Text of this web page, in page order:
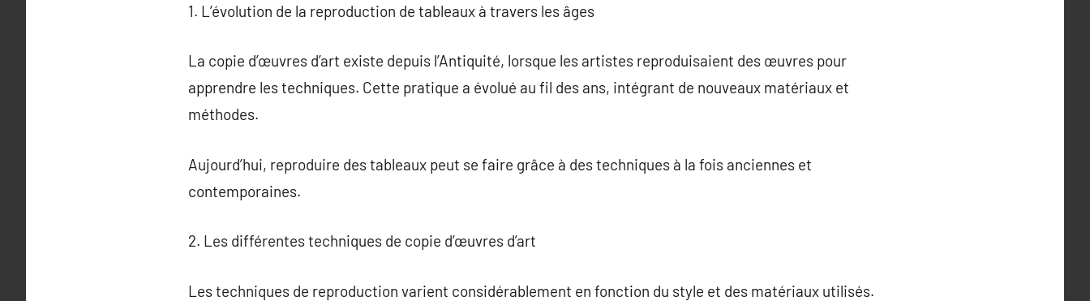
1. L’évolution de la reproduction de tableaux à travers les âges
La copie d’œuvres d’art existe depuis l’Antiquité, lorsque les artistes reproduisaient des œuvres pour
apprendre les techniques. Cette pratique a évolué au fil des ans, intégrant de nouveaux matériaux et
méthodes.
Aujourd’hui, reproduire des tableaux peut se faire grâce à des techniques à la fois anciennes et
contemporaines.
2. Les différentes techniques de copie d’œuvres d’art
Les techniques de reproduction varient considérablement en fonction du style et des matériaux utilisés.